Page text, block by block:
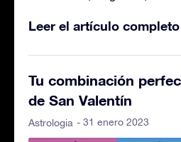
Leer el artículo completo
Tu combinación
de San Valentín
Astrologia - 31 enero 2023